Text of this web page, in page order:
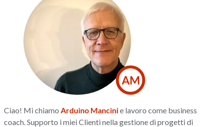
AM
Ciao! Mi chiamo Arduino Mancinie lavoro come business
coach. Supporto i miei Clienti nella gestione di progetti di